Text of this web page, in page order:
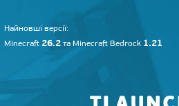
Найновші версії:
Minecraft 26.2 та Minecraft Bedrock 1.21